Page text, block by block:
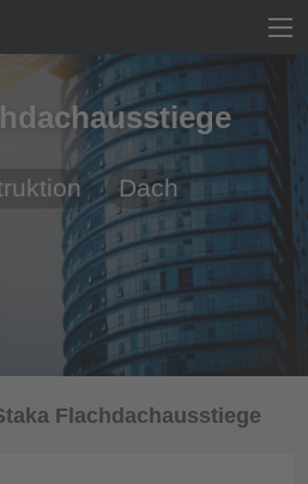
Dach
Flachdachausstiege